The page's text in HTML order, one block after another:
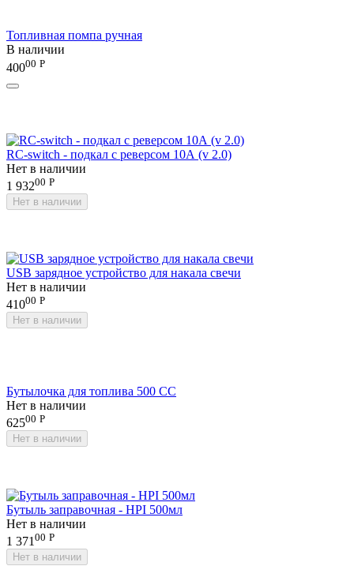
Топливная помпа ручная
В наличии
40000 Р
RC-switch - подкал с реверсом 10А (v 2.0)
Нет в наличии
1 93200 Р
Нет в наличии
USB зарядное устройство для накала свечи
Нет в наличии
41000 Р
Нет в наличии
Бутылочка для топлива 500 СС
Нет в наличии
62500 Р
Нет в наличии
Бутыль заправочная - HPI 500мл
Нет в наличии
1 37100 Р
Нет в наличии